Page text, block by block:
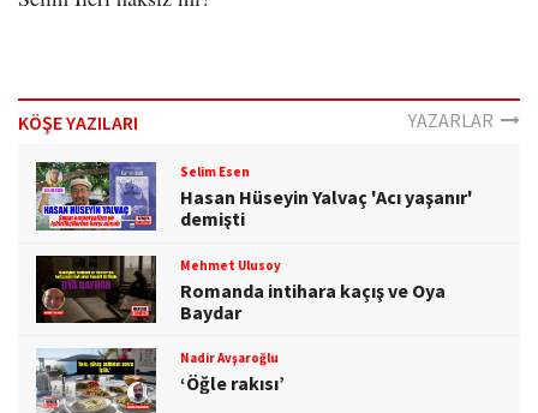
KÖŞE YAZILARI YAZARLAR
Selim Esen
Hasan Hüseyin Yalvaç 'Acı yaşanır'
demişti
Mehmet Ulusoy
Romanda intihara kaçış ve Oya
Baydar
Nadir Avşaroğlu
‘Öğle rakısı’